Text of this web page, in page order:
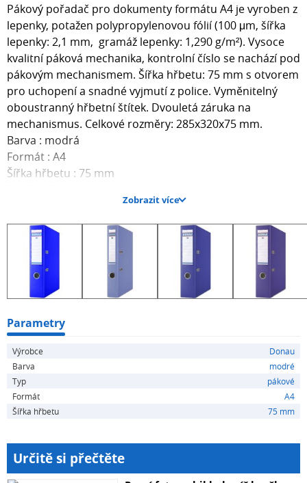
Pákový pořadač pro dokumenty formátu A4 je vyroben z
lepenky, potažen polypropylenovou fólií (100 μm, šířka
lepenky: 2,1 mm, gramáž lepenky: 1,290 g/m²). Vysoce
kvalitní páková mechanika, kontrolní číslo se nachází pod
pákovým mechanismem. Šířka hřbetu: 75 mm s otvorem
pro uchopení a snadné vyjmutí z police. Vyměnitelný
oboustranný hřbetní štítek. Dvouletá záruka na
mechanismus. Celkové rozměry: 285x320x75 mm.
Barva : modrá
Formát : A4
Šířka hřbetu : 75 mm
Zobrazit více
Parametry
Výrobce
Donau
Barva
modré
Typ
pákové
Formát
A4
Šířka hřbetu
75 mm
Určitě si přečtěte